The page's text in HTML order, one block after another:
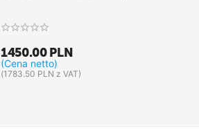
1450.00 PLN
(Cena netto)
(1783.50 PLN z VAT)